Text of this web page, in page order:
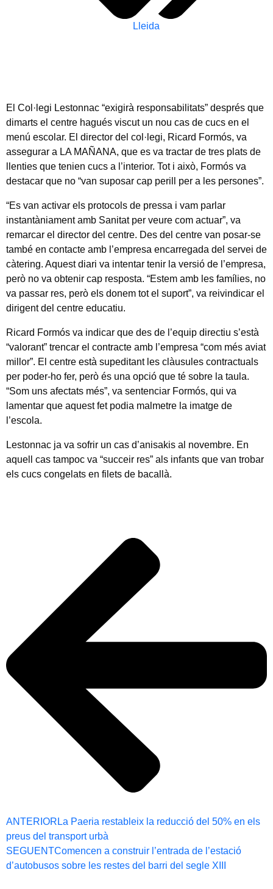
Lleida
El Col·legi Lestonnac “exigirà responsabilitats” després que
dimarts el centre hagués viscut un nou cas de cucs en el
menú escolar. El director del col·legi, Ricard Formós, va
assegurar a LA MAÑANA, que es va tractar de tres plats de
llenties que tenien cucs a l’interior. Tot i això, Formós va
destacar que no “van suposar cap perill per a les persones”.
“Es van activar els protocols de pressa i vam parlar
instantàniament amb Sanitat per veure com actuar”, va
remarcar el director del centre. Des del centre van posar-se
també en contacte amb l’empresa encarregada del servei de
càtering. Aquest diari va intentar tenir la versió de l’empresa,
però no va obtenir cap resposta. “Estem amb les famílies, no
va passar res, però els donem tot el suport”, va reivindicar el
dirigent del centre educatiu.
Ricard Formós va indicar que des de l’equip directiu s’està
“valorant” trencar el contracte amb l’empresa “com més aviat
millor”. El centre està supeditant les clàusules contractuals
per poder-ho fer, però és una opció que té sobre la taula.
“Som uns afectats més”, va sentenciar Formós, qui va
lamentar que aquest fet podia malmetre la imatge de
l’escola.
Lestonnac ja va sofrir un cas d’anisakis al novembre. En
aquell cas tampoc va “succeir res” als infants que van trobar
els cucs congelats en filets de bacallà.
ANTERIOR La Paeria restableix la reducció del 50% en els
preus del transport urbà
SEGUENTComencen a construir l’entrada de l’estació
d’autobusos sobre les restes del barri del segle XIII